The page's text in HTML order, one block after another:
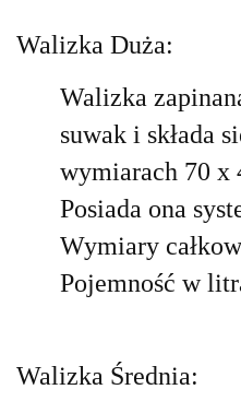
Walizka Duża:
Walizka
suwak i składa
wymiarach 70 x
Posiada ona
Wymiary
Pojemność w
Walizka Średnia: